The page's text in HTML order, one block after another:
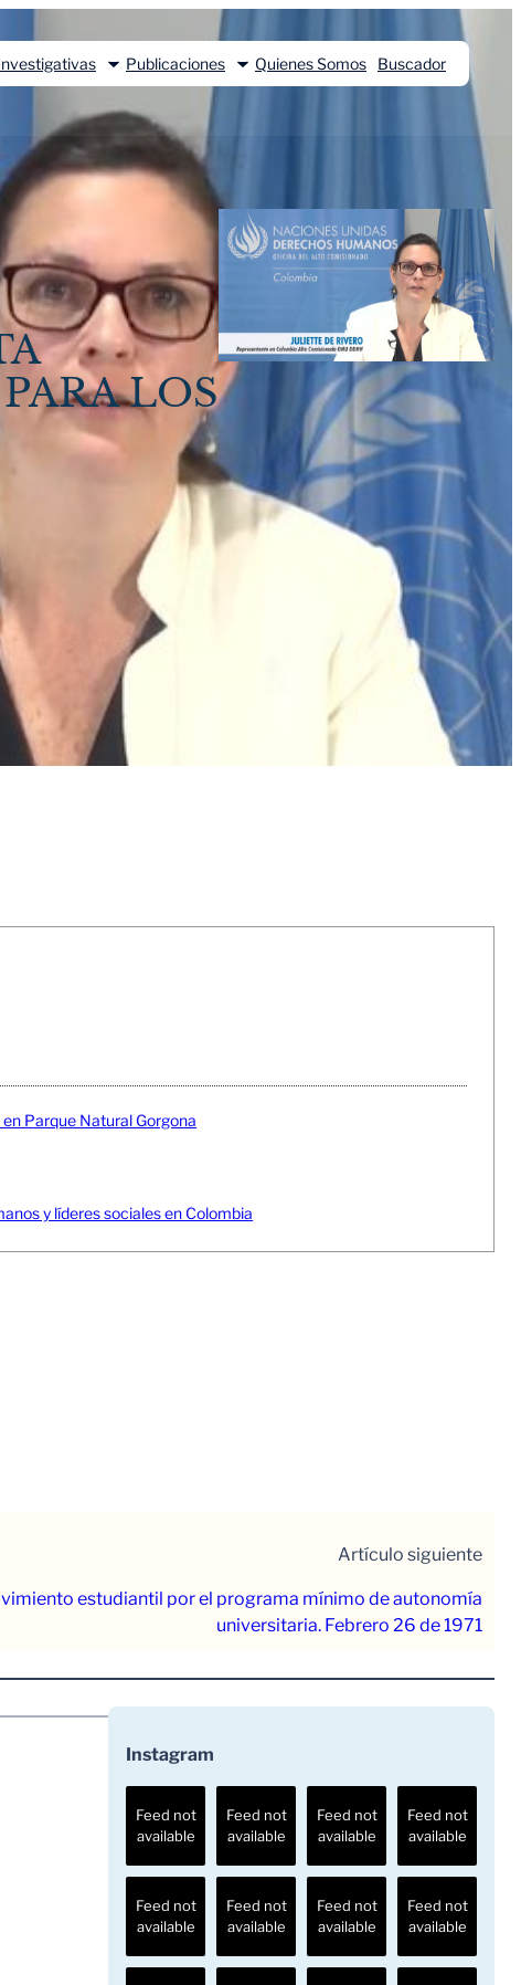
Publicaciones Quienes Somos Buscador
LOS
Parque Natural Gorgona
y líderes sociales en Colombia
Artículo siguiente
estudiantil por el programa mínimo de autonomía
universitaria. Febrero 26 de 1971
Instagram
Feed not
available
Feed not
available
Feed not
available
Feed not
available
Feed not
available
Feed not
available
Feed not
available
Feed not
available